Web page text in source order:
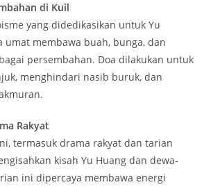
di Kuil
yang didedikasikan untuk Yu
umat membawa buah, bunga, dan
persembahan. Doa dilakukan untuk
menghindari nasib buruk, dan
Rakyat
termasuk drama rakyat dan tarian
kisah Yu Huang dan dewa-
ini dipercaya membawa energi